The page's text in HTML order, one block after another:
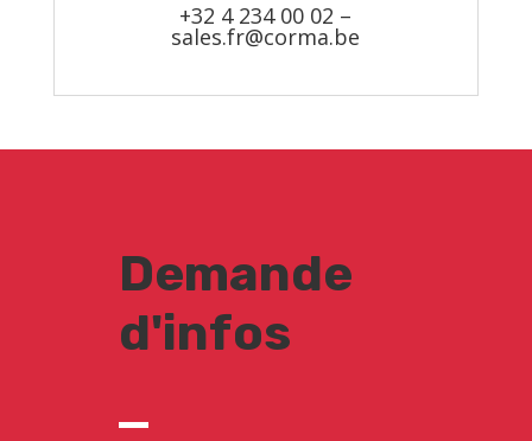
+32 4 234 00 02 –
sales.fr@corma.be
Demande
d'infos